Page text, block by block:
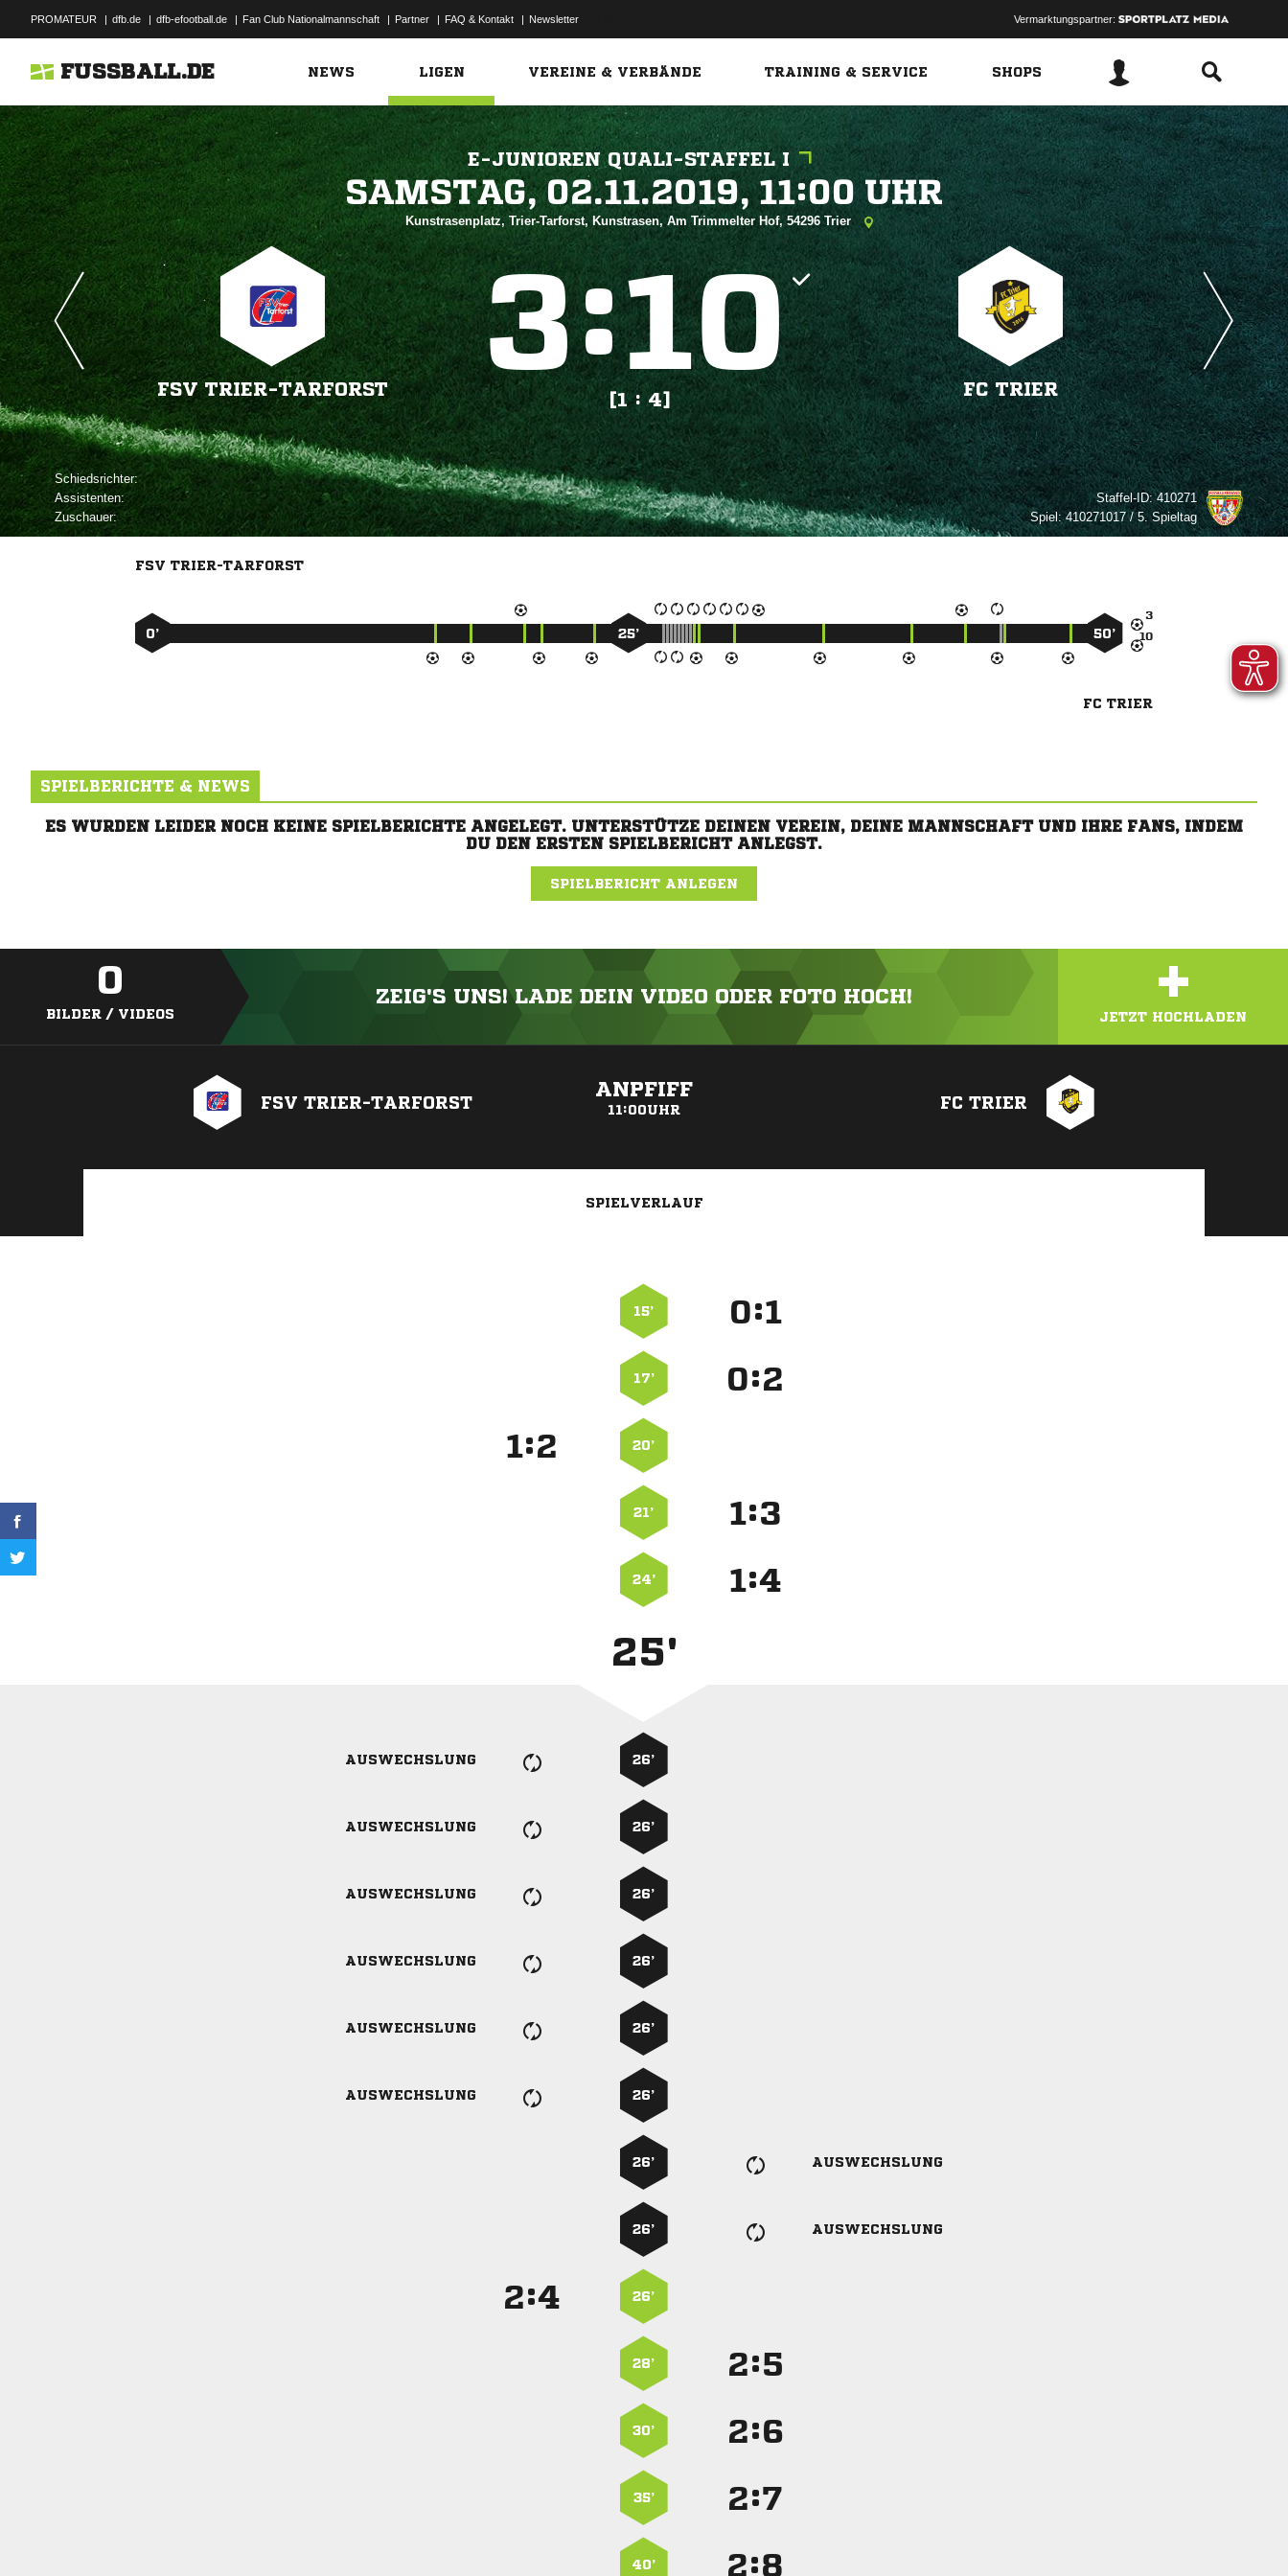
PROMATEUR | dfb.de | dfb-efootball.de | Fan Club Nationalmannschaft | Partner | FAQ & Kontakt | Newsletter Vermarktungspartner:
FUSSBALL.DE NEWS LIGEN VEREINE & VERBÄNDE TRAINING & SERVICE SHOPS
E-JUNIOREN QUALI-STAFFEL I
   
Kunstrasenplatz, Trier-Tarforst, Kunstrasen, Am Trimmelter Hof, 54296 Trier
FSV TRIER-TARFORST
:
[1 : 4]
FC TRIER
Schiedsrichter:
Assistenten:
Zuschauer:
Staffel-ID:410271
Spiel:410271017 / 5. Spieltag
FSV TRIER-TARFORST


0’ 25’ 50’
FC TRIER
SPIELBERICHTE & NEWS
ES WURDEN LEIDER NOCH KEINE SPIELBERICHTE ANGELEGT. UNTERSTÜTZE DEINEN VEREIN, DEINE MANNSCHAFT UND IHRE FANS, INDEM
DU DEN ERSTEN SPIELBERICHT ANLEGST.
SPIELBERICHT ANLEGEN
0
BILDER / VIDEOS
ZEIG'S UNS! LADE DEIN VIDEO ODER FOTO HOCH! +
JETZT HOCHLADEN
FSV TRIER-TARFORST
ANPFIFF
11:00UHR FC TRIER
SPIELVERLAUF
15’ :
17’ :
: 20’
21’ :
24’ :
25'
AUSWECHSLUNG 26’
AUSWECHSLUNG 26’
AUSWECHSLUNG 26’
AUSWECHSLUNG 26’
AUSWECHSLUNG 26’
AUSWECHSLUNG 26’
26’ AUSWECHSLUNG
26’ AUSWECHSLUNG
: 26’
28’ :
30’ :
35’ :
40’ :